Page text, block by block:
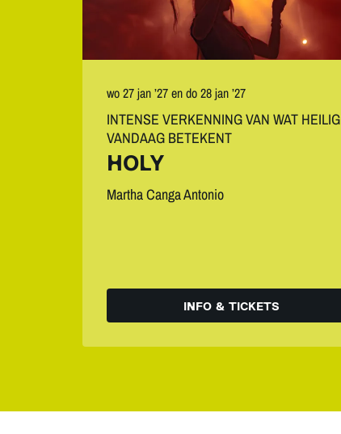
HOLY
Martha Canga Antonio
INTENSE VERKENNING VAN WAT HEILIG
VANDAAG BETEKENT
wo 27 jan ’27endo 28 jan ’27
INFO & TICKETS